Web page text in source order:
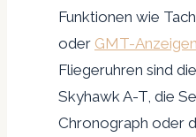
Funktionen wie
oder GMT-Anzeigen
Fliegeruhren sind
Skyhawk A-T, die
Chronograph oder